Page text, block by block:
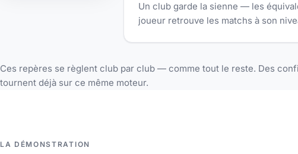
Un club garde la sienne — les
joueur retrouve les matchs à son
Ces repères se règlent club par club — comme tout le reste. Des
tournent déjà sur ce même moteur.
LA DÉMONSTRATION